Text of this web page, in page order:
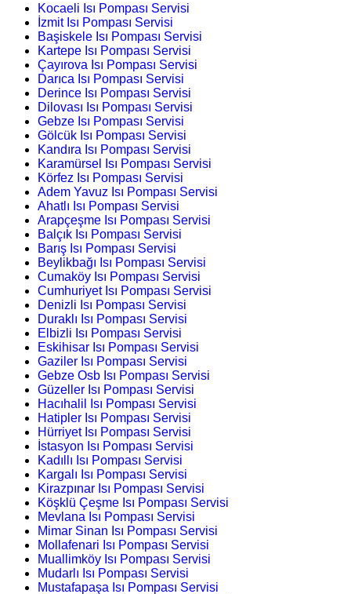
Kocaeli Isı Pompası Servisi
İzmit Isı Pompası Servisi
Başiskele Isı Pompası Servisi
Kartepe Isı Pompası Servisi
Çayırova Isı Pompası Servisi
Darıca Isı Pompası Servisi
Derince Isı Pompası Servisi
Dilovası Isı Pompası Servisi
Gebze Isı Pompası Servisi
Gölcük Isı Pompası Servisi
Kandıra Isı Pompası Servisi
Karamürsel Isı Pompası Servisi
Körfez Isı Pompası Servisi
Adem Yavuz Isı Pompası Servisi
Ahatlı Isı Pompası Servisi
Arapçeşme Isı Pompası Servisi
Balçık Isı Pompası Servisi
Barış Isı Pompası Servisi
Beylikbağı Isı Pompası Servisi
Cumaköy Isı Pompası Servisi
Cumhuriyet Isı Pompası Servisi
Denizli Isı Pompası Servisi
Duraklı Isı Pompası Servisi
Elbizli Isı Pompası Servisi
Eskihisar Isı Pompası Servisi
Gaziler Isı Pompası Servisi
Gebze Osb Isı Pompası Servisi
Güzeller Isı Pompası Servisi
Hacıhalil Isı Pompası Servisi
Hatipler Isı Pompası Servisi
Hürriyet Isı Pompası Servisi
İstasyon Isı Pompası Servisi
Kadıllı Isı Pompası Servisi
Kargalı Isı Pompası Servisi
Kirazpınar Isı Pompası Servisi
Köşklü Çeşme Isı Pompası Servisi
Mevlana Isı Pompası Servisi
Mimar Sinan Isı Pompası Servisi
Mollafenari Isı Pompası Servisi
Muallimköy Isı Pompası Servisi
Mudarlı Isı Pompası Servisi
Mustafapaşa Isı Pompası Servisi